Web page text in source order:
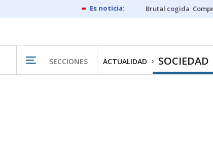
Brutal cogida
SECCIONES ACTUALIDAD SOCIEDAD